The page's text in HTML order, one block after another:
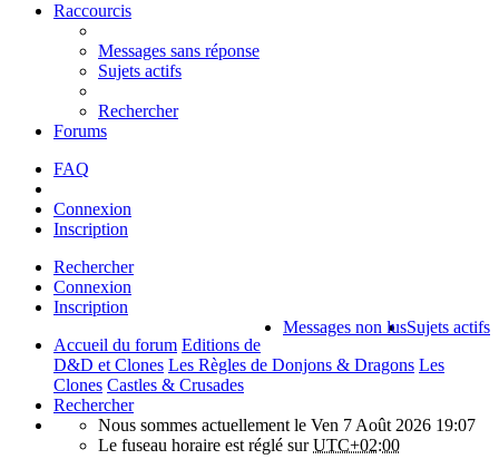
Raccourcis
Messages sans réponse
Sujets actifs
Rechercher
Forums
FAQ
Connexion
Inscription
Rechercher
Connexion
Inscription
Sujets actifs
Messages non lus
Accueil du forum Editions de
D&D et Clones Les Règles de Donjons & Dragons Les
Clones Castles & Crusades
Rechercher
Nous sommes actuellement le Ven 7 Août 2026 19:07
Le fuseau horaire est réglé surUTC+02:00